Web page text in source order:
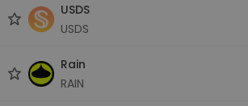
USDS
USDS
Rain
RAIN